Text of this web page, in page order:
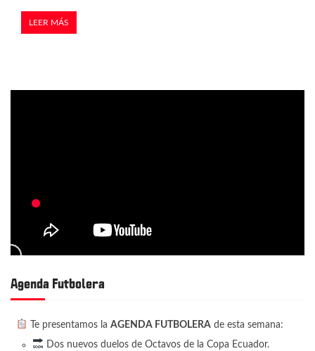
LEER MÁS
Agenda Futbolera
Te presentamos la AGENDA FUTBOLERAde esta semana:
Dos nuevos duelos de Octavos de la Copa Ecuador.